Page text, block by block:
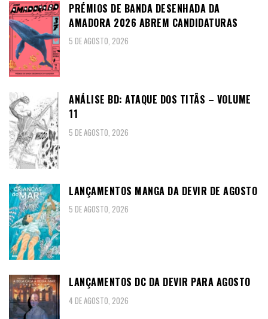
PRÉMIOS DE BANDA DESENHADA DA
AMADORA 2026 ABREM CANDIDATURAS
5 DE AGOSTO, 2026
ANÁLISE BD: ATAQUE DOS TITÃS – VOLUME
11
5 DE AGOSTO, 2026
LANÇAMENTOS MANGA DA DEVIR DE AGOSTO
5 DE AGOSTO, 2026
LANÇAMENTOS DC DA DEVIR PARA AGOSTO
4 DE AGOSTO, 2026